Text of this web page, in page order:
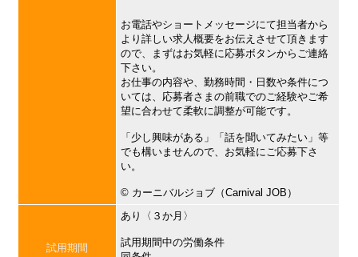
お電話やショートメッセージにて担当者から
より詳しい求人概要をお伝えさせて頂きます
ので、まずはお気軽に応募ボタンからご連絡
下さい。
お仕事の内容や、勤務時間・日数や条件につ
いては、応募者さまの前職でのご経験やご希
望に合わせて柔軟に調整が可能です。
「少し興味がある」「話を聞いてみたい」等
でも構いませんので、お気軽にご応募下さ
い。
©︎ カーニバルジョブ（Carnival JOB）
試用期間
あり〈３か月〉
試用期間中の労働条件